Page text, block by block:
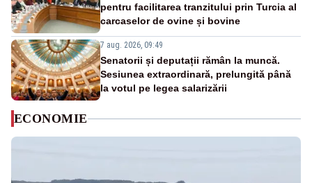
pentru facilitarea tranzitului prin Turcia al
carcaselor de ovine și bovine
7 aug. 2026, 09:49
Senatorii și deputații rămân la muncă.
Sesiunea extraordinară, prelungită până
la votul pe legea salarizării
ECONOMIE